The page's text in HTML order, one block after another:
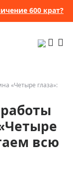
600 крат?
«Четыре глаза»:
всю